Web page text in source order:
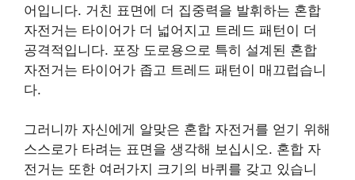
어입니다. 거친 표면에 더 집중력을 발휘하는 혼합
자전거는 타이어가 더 넓어지고 트레드 패턴이 더
공격적입니다. 포장 도로용으로 특히 설계된 혼합
자전거는 타이어가 좁고 트레드 패턴이 매끄럽습니
다.
그러니까 자신에게 알맞은 혼합 자전거를 얻기 위해
스스로가 타려는 표면을 생각해 보십시오. 혼합 자
전거는 또한 여러가지 크기의 바퀴를 갖고 있습니